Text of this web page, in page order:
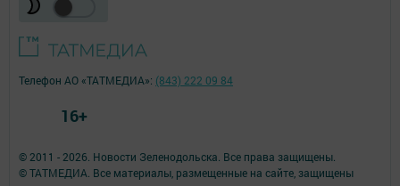
© 2011 - 2026. Новости Зеленодольска. Все права защищены.
© ТАТМЕДИА. Все материалы, размещенные на сайте, защищены
Телефон АО «ТАТМЕДИА»: (843) 222 09 84
16+